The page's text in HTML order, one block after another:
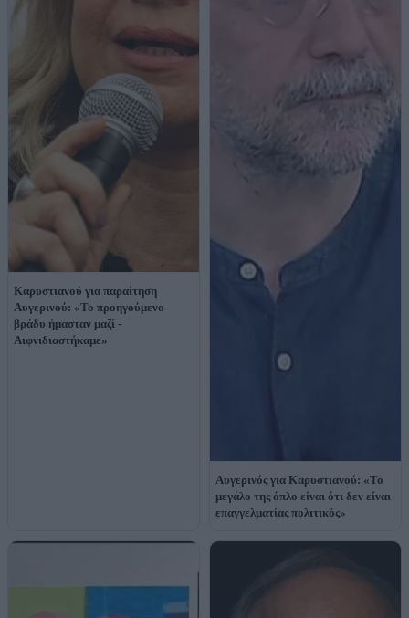
Καρυστιανού για παραίτηση
Αυγερινού: «Το προηγούμενο
βράδυ ήμασταν μαζί -
Αιφνιδιαστήκαμε»
Αυγερινός για Καρυστιανού: «Το
μεγάλο της όπλο είναι ότι δεν είναι
επαγγελματίας πολιτικός»